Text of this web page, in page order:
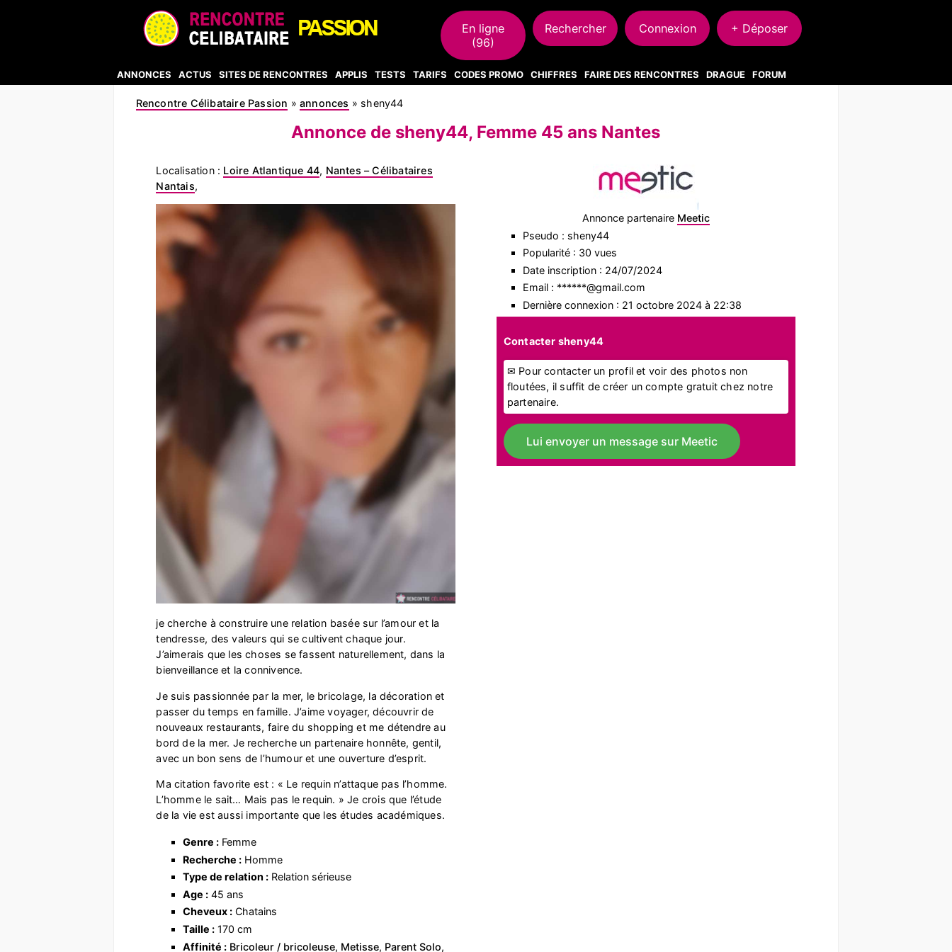
En ligne
(96)
Rechercher Connexion + Déposer
ANNONCES ACTUS SITES DE RENCONTRES APPLIS TESTS TARIFS CODES PROMO CHIFFRES FAIRE DES RENCONTRES DRAGUE FORUM
Rencontre Célibataire Passion »annonces » sheny44
Annonce de sheny44, Femme 45 ans Nantes
Localisation : Loire Atlantique 44, Nantes – Célibataires
Nantais,
je cherche à construire une relation basée sur l’amour et la
tendresse, des valeurs qui se cultivent chaque jour.
J’aimerais que les choses se fassent naturellement, dans la
bienveillance et la connivence.
Je suis passionnée par la mer, le bricolage, la décoration et
passer du temps en famille. J’aime voyager, découvrir de
nouveaux restaurants, faire du shopping et me détendre au
bord de la mer. Je recherche un partenaire honnête, gentil,
avec un bon sens de l’humour et une ouverture d’esprit.
Ma citation favorite est : « Le requin n’attaque pas l’homme.
L’homme le sait… Mais pas le requin. » Je crois que l’étude
de la vie est aussi importante que les études académiques.
Genre :Femme
Recherche :Homme
Type de relation :Relation sérieuse
Age :45 ans
Cheveux :Chatains
Taille :170 cm
Affinité : Bricoleur / bricoleuse, Metisse, Parent Solo,
Annonce partenaire Meetic
Pseudo : sheny44
Popularité : 30 vues
Date inscription : 24/07/2024
Email : ******@gmail.com
Dernière connexion : 21 octobre 2024 à 22:38
Contacter sheny44
✉ Pour contacter un profil et voir des photos non
floutées, il suffit de créer un compte gratuit chez notre
partenaire.
Lui envoyer un message sur Meetic